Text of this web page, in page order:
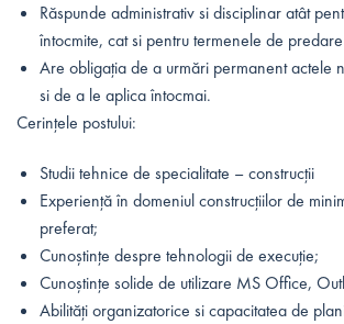
Răspunde administrativ si disciplinar atât
întocmite, cat si pentru termenele de
Are obligația de a urmări permanent actele
si de a le aplica întocmai.
Cerințele postului:
Studii tehnice de specialitate – construcții
Experiență în domeniul construcțiilor de
preferat;
Cunoștințe despre tehnologii de execuție;
Cunoștințe solide de utilizare MS Office,
Abilități organizatorice si capacitatea de